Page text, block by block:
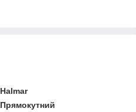
Halmar
Прямокутний